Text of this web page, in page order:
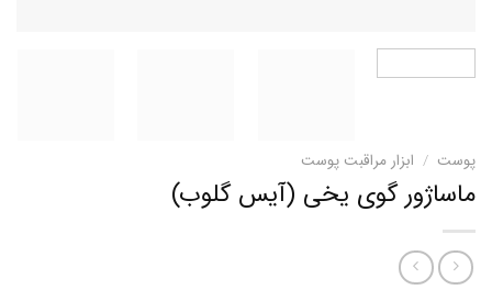
پوست / ابزار مراقبت پوست
ماساژور گوی یخی (آیس گلوب)